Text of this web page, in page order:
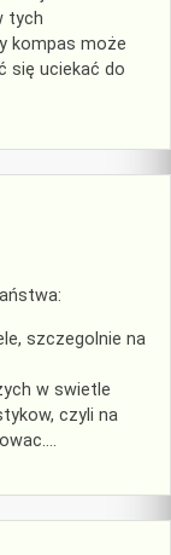
tych
kompas może
się uciekać do
szczegolnie na
w swietle
czyli na